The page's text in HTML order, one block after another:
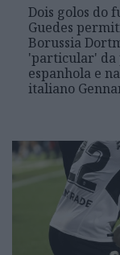
Dois golos do
Guedes
Borussia
'particular' da
espanhola e
italiano